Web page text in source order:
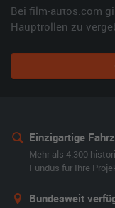
Bei film-autos.com
Hauptrollen zu
Einzigartige
Mehr als 4.300
Fundus für Ihre
Bundesweit